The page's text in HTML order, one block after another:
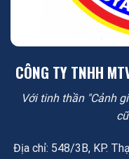
CÔNG TY TNHH
Với tinh thần "Cảnh
Địa chỉ: 548/3B, KP.